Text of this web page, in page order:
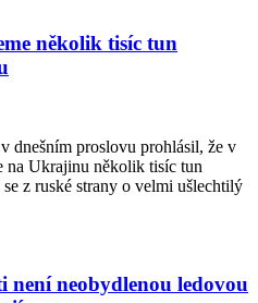
několik tisíc tun
dnešním proslovu prohlásil, že v
na Ukrajinu několik tisíc tun
z ruské strany o velmi ušlechtilý
není neobydlenou ledovou